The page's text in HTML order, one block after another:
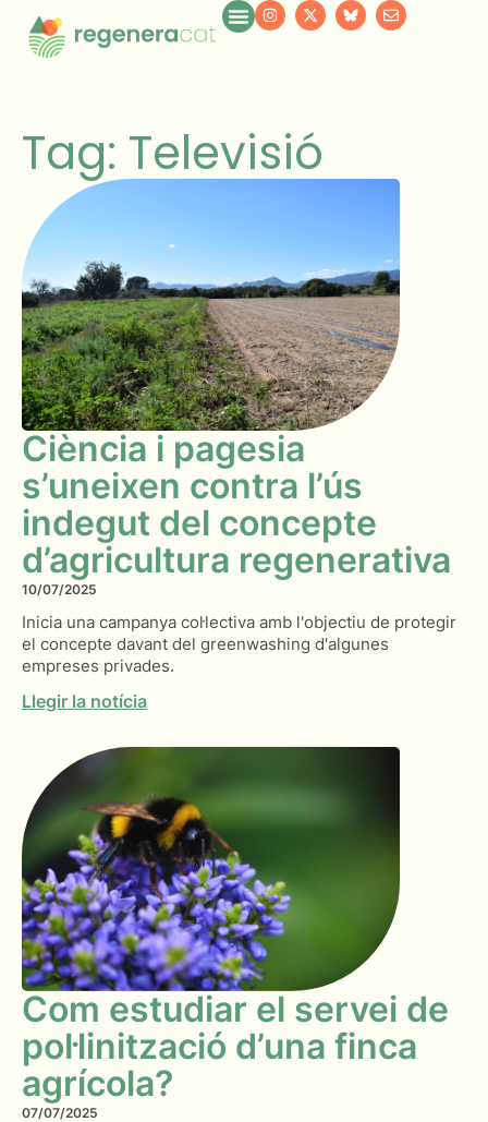
Tag: Televisió
Ciència i pagesia
s’uneixen contra l’ús
indegut del concepte
d’agricultura regenerativa
10/07/2025
Inicia una campanya col·lectiva amb l'objectiu de protegir
el concepte davant del greenwashing d'algunes
empreses privades.
Llegir la notícia
Com estudiar el servei de
pol·linització d’una finca
agrícola?
07/07/2025